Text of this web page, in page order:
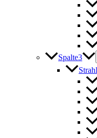
Spalte3